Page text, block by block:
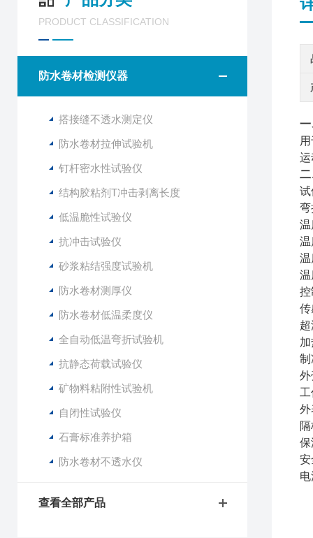
PRODUCT CLASSIFICATION
防水卷材检测仪器
搭接缝不透水测定仪
防水卷材拉伸试验机
钉杆密水性试验仪
结构胶粘剂T冲击剥离长度
低温脆性试验仪
抗冲击试验仪
砂浆粘结强度试验机
防水卷材测厚仪
防水卷材低温柔度仪
全自动低温弯折试验机
抗静态荷载试验仪
矿物料粘附性试验机
自闭性试验仪
石膏标准养护箱
防水卷材不透水仪
查看全部产品
一
运
二
试
弯
控
传
制
外
保
安